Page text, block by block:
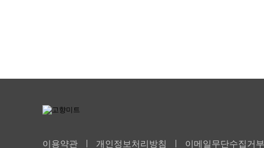
이용약관 개인정보처리방침 이메일무단수집거부